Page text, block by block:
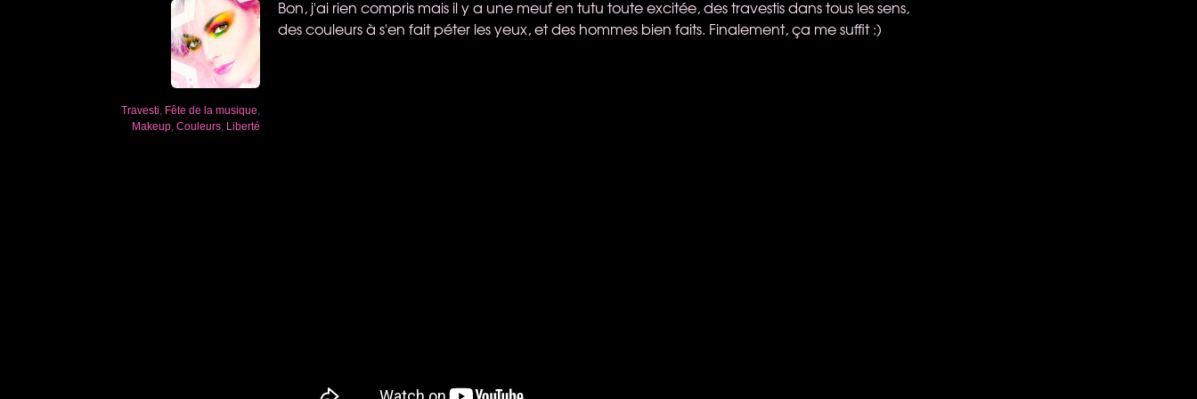
Travesti Fête de la musique
Makeup Couleurs Liberté
Bon, j'ai rien compris mais il y a une meuf en tutu toute excitée, des travestis dans tous les sens,
des couleurs à s'en fait péter les yeux, et des hommes bien faits. Finalement, ça me suffit :)